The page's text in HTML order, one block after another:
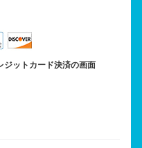
ジットカード決済の画面